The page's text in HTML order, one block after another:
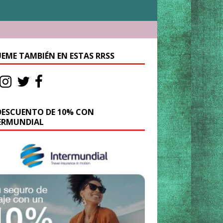
TAMBIÉN EN ESTAS RRSS
DE 10% CON